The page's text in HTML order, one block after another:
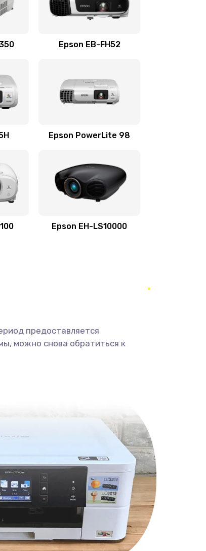
руб. Заказать
руб. Заказать
Epson EB-FH52
Epson PowerLite 98
Epson EH-LS10000
предоставляется
можно снова обратиться к